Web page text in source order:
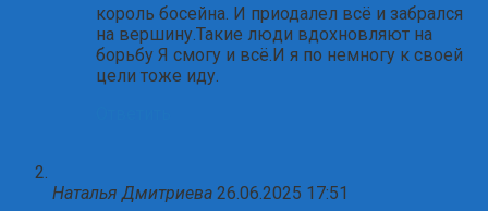
король босейна. И приодалел всё и забрался
на вершину.Такие люди вдохновляют на
борьбу Я смогу и всё.И я по немногу к своей
цели тоже иду.
Наталья Дмитриева 26.06.2025 17:51